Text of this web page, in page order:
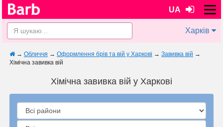
UA
Харків
→ Обличчя → Оформлення брів та вій у Харкові → Завивка вій →
Хімічна завивка вій
Хімічна завивка вій у Харкові